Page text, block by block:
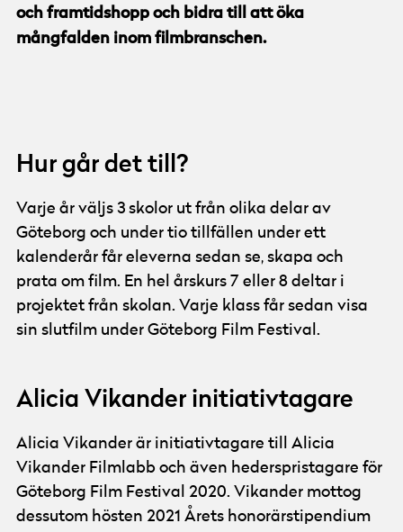
och framtidshopp och bidra till att öka
mångfalden inom filmbranschen.
Hur går det till?
Varje år väljs 3 skolor ut från olika delar av
Göteborg och under tio tillfällen under ett
kalenderår får eleverna sedan se, skapa och
prata om film. En hel årskurs 7 eller 8 deltar i
projektet från skolan. Varje klass får sedan visa
sin slutfilm under Göteborg Film Festival.
Alicia Vikander initiativtagare
Alicia Vikander är initiativtagare till Alicia
Vikander Filmlabb och även hederspristagare för
Göteborg Film Festival 2020. Vikander mottog
dessutom hösten 2021 Årets honorärstipendium